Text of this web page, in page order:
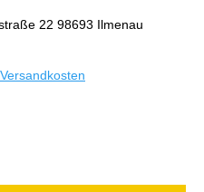
22 98693 Ilmenau